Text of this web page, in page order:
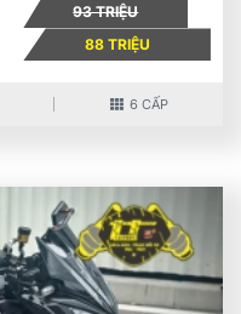
93 TRIỆU
88 TRIỆU
6 CẤP